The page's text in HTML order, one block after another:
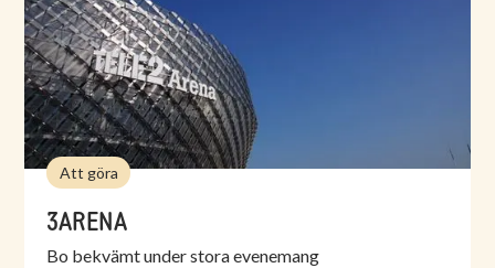
Att göra
3ARENA
Bo bekvämt under stora evenemang